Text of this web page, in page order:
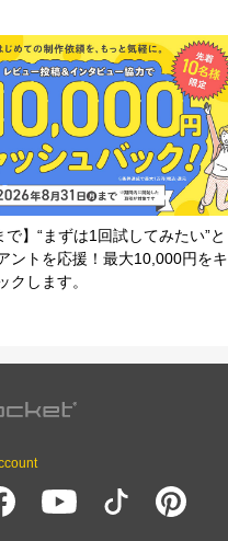
で】“まずは1回試してみたい”と
ントを応援！最大10,000円をキ
クします。